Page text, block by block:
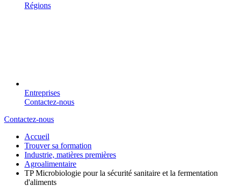
Régions
Entreprises
Contactez-nous
Contactez-nous
Accueil
Trouver sa formation
Industrie, matières premières
Agroalimentaire
TP Microbiologie pour la sécurité sanitaire et la fermentation
d'aliments